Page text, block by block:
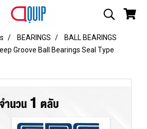
BEARINGS
BALL BEARINGS
Groove Ball Bearings Seal Type